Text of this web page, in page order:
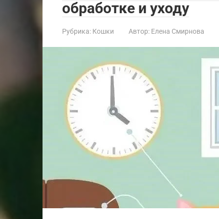
обработке и уходу
Рубрика: Кошки Автор: Елена Смирнова